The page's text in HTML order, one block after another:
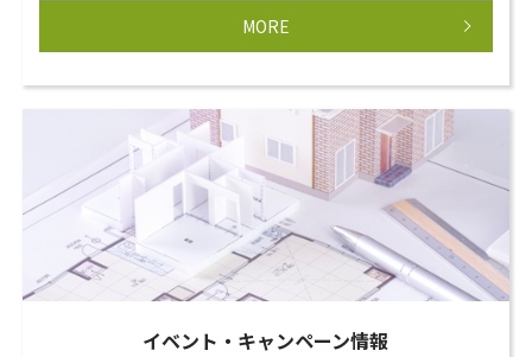
MORE
イベント・キャンペーン情報